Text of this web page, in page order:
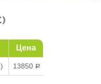
Цена
13850 a